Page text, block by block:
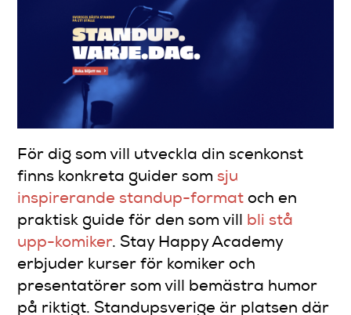
För dig som vill utveckla din scenkonst
finns konkreta guider som sju
inspirerande standup-format och en
praktisk guide för den som vill bli stå
upp-komiker. Stay Happy Academy
erbjuder kurser för komiker och
presentatörer som vill bemästra humor
på riktigt. Standupsverige är platsen där